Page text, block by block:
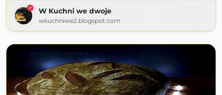
W Kuchni we dwoje
wkuchniwe2.blogspot.com